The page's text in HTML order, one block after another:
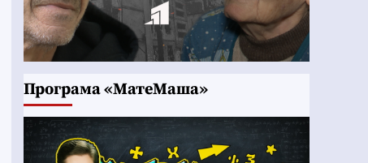
Програма «МатеМаша»